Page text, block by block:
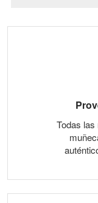
Todas